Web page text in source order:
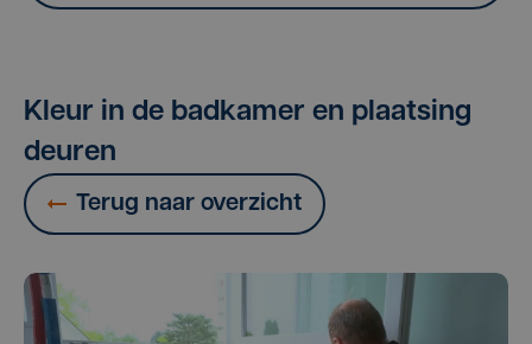
Kleur in de badkamer en plaatsing
deuren
Terug naar overzicht